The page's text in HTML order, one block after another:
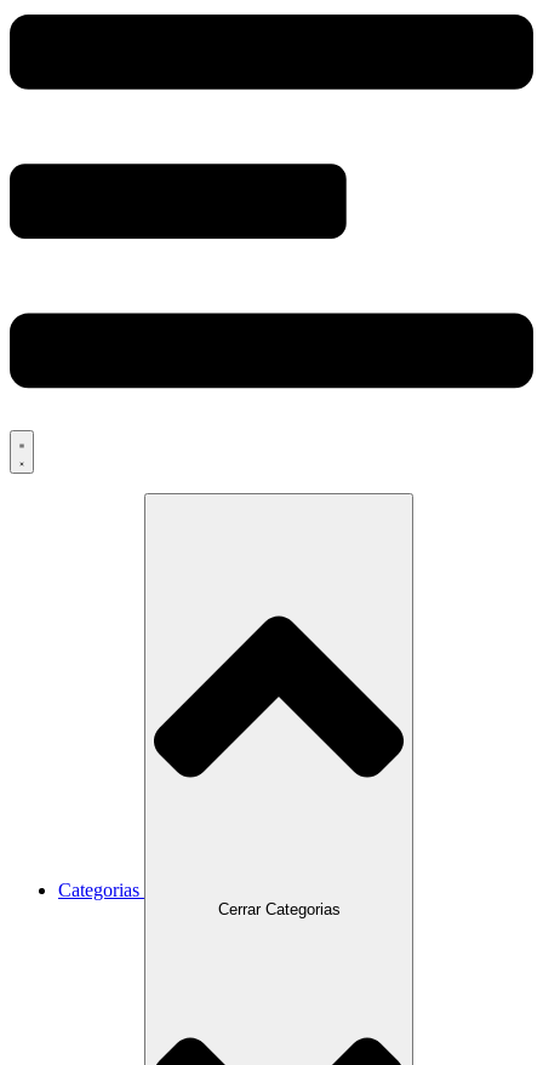
Categorias
Cerrar Categorias